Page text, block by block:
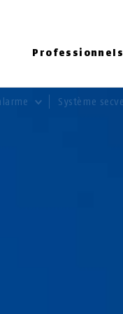
Professionnels
Système